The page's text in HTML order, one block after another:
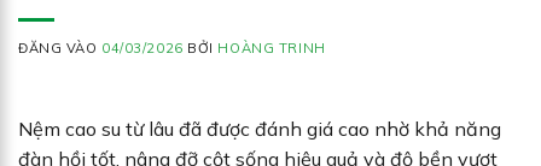
ĐĂNG VÀO 04/03/2026 BỞI HOÀNG TRINH
Nệm cao su từ lâu đã được đánh giá cao nhờ khả năng
đàn hồi tốt, nâng đỡ cột sống hiệu quả và độ bền vượt